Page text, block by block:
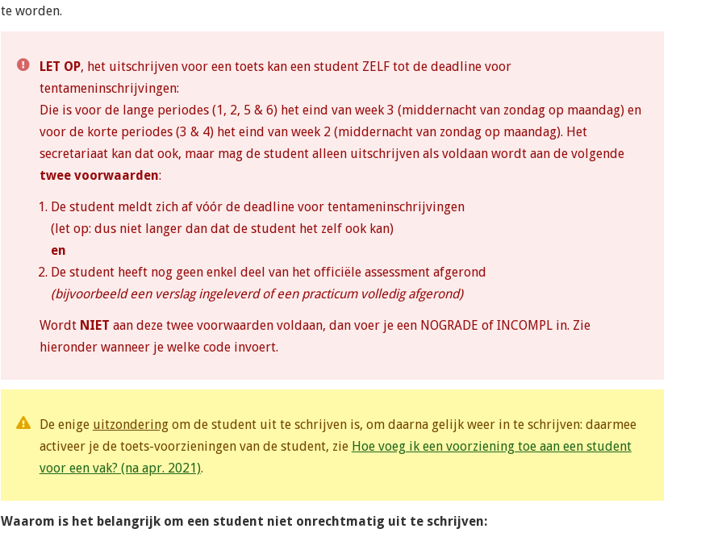
te worden.
LET OP, het uitschrijven voor een toets kan een student ZELF tot de deadline voor
tentameninschrijvingen:
Die is voor de lange periodes (1, 2, 5 & 6) het eind van week 3 (middernacht van zondag op maandag) en
voor de korte periodes (3 & 4) het eind van week 2 (middernacht van zondag op maandag). Het
secretariaat kan dat ook, maar mag de student alleen uitschrijven als voldaan wordt aan de volgende
twee voorwaarden:
De student meldt zich af vóór de deadline voor tentameninschrijvingen
(let op: dus niet langer dan dat de student het zelf ook kan)
en
De student heeft nog geen enkel deel van het officiële assessment afgerond
(bijvoorbeeld een verslag ingeleverd of een practicum volledig afgerond)
Wordt NIET aan deze twee voorwaarden voldaan, dan voer je een NOGRADE of INCOMPL in. Zie
hieronder wanneer je welke code invoert.
De enige uitzonderingom de student uit te schrijven is, om daarna gelijk weer in te schrijven: daarmee
activeer je de toets-voorzieningen van de student, zie Hoe voeg ik een voorziening toe aan een student
voor een vak? (na apr. 2021).
Waarom is het belangrijk om een student niet onrechtmatig uit te schrijven: